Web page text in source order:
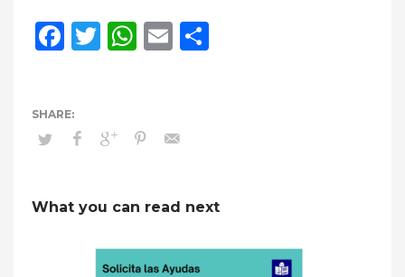
Facebook
Twitter
WhatsApp
Email
What you can read next